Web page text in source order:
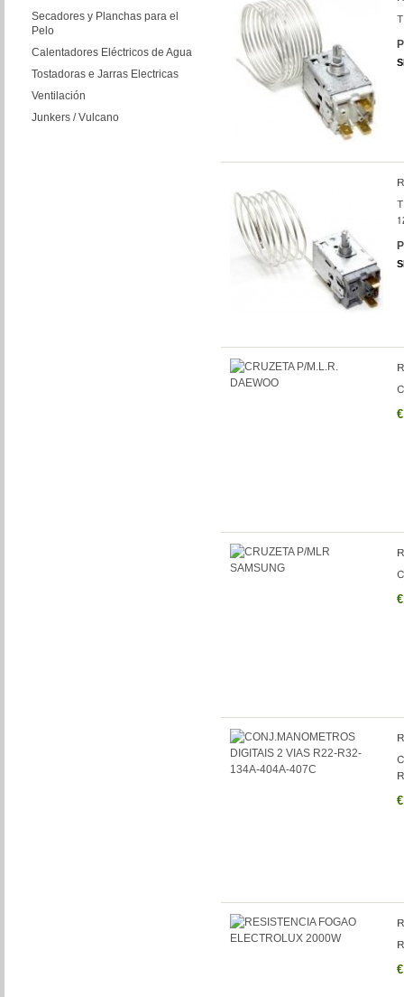
Secadores y Planchas para el
Pelo
Calentadores Eléctricos de Agua
Tostadoras e Jarras Electricas
Ventilación
Junkers / Vulcano